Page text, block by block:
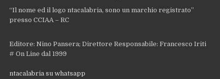
“Il nome ed il logo ntacalabria, sono un marchio registrato”
presso CCIAA – RC
Editore: Nino Pansera; Direttore Responsabile: Francesco Iriti
# On Line dal 1999
ntacalabria su whatsapp